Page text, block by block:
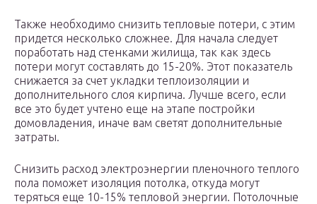
Также необходимо снизить тепловые потери, с этим
придется несколько сложнее. Для начала следует
поработать над стенками жилища, так как здесь
потери могут составлять до 15-20%. Этот показатель
снижается за счет укладки теплоизоляции и
дополнительного слоя кирпича. Лучше всего, если
все это будет учтено еще на этапе постройки
домовладения, иначе вам светят дополнительные
затраты.
Снизить расход электроэнергии пленочного теплого
пола поможет изоляция потолка, откуда могут
теряться еще 10-15% тепловой энергии. Потолочные